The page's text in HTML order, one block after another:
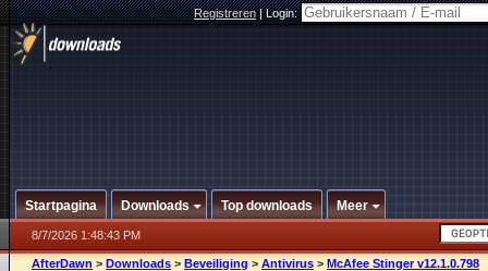
Registreren|Login:
Startpagina Downloads Top downloads Meer
8/7/2026 1:48:43 PM
AfterDawn > Downloads > Beveiliging > Antivirus > McAfee Stinger v12.1.0.798